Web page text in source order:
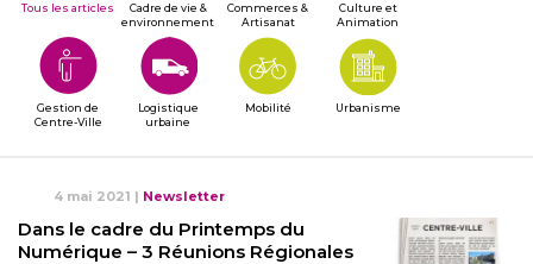
Tous les articles
Cadre de vie &
environnement
Commerces &
Artisanat
Culture et
Animation
Gestion de
Centre-Ville
Logistique
urbaine
Mobilité Urbanisme
4 mai 2021 | Newsletter
Dans le cadre du Printemps du
Numérique – 3 Réunions Régionales